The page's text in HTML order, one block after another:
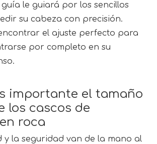
guía le guiará por los sencillos
su cabeza con precisión.
el ajuste perfecto para
por completo en su
importante el tamaño
los cascos de
roca
y la seguridad van de la mano al